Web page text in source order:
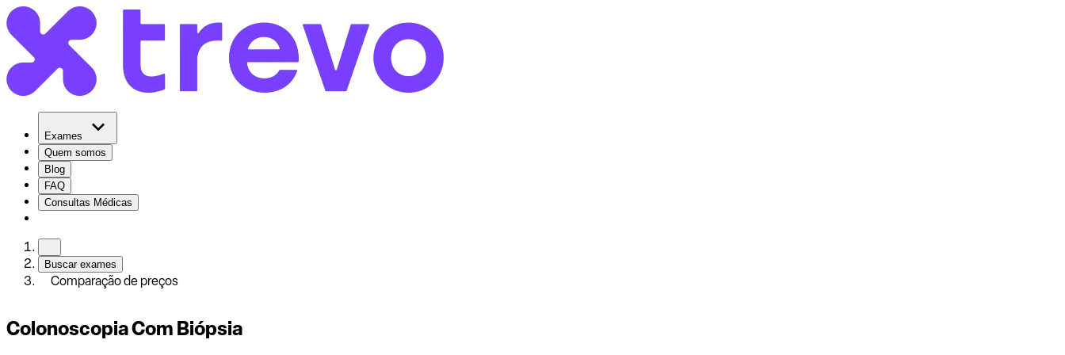
Exames
Quem somos
Blog
FAQ
Consultas Médicas
Buscar exames
Comparação de preços
Colonoscopia Com Biópsia